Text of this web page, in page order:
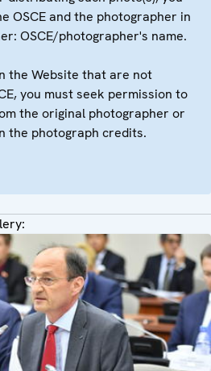
OSCE and the photographer in
OSCE/photographer's name.
the Website that are not
you must seek permission to
the original photographer or
the photograph credits.